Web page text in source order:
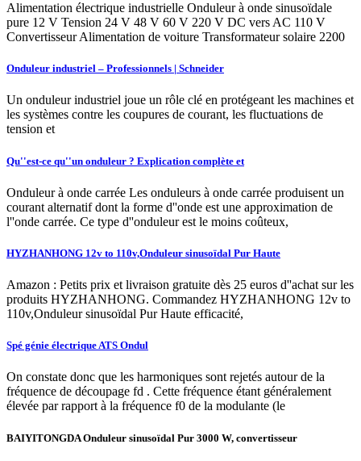
Alimentation électrique industrielle Onduleur à onde sinusoïdale
pure 12 V Tension 24 V 48 V 60 V 220 V DC vers AC 110 V
Convertisseur Alimentation de voiture Transformateur solaire 2200
Onduleur industriel – Professionnels | Schneider
Un onduleur industriel joue un rôle clé en protégeant les machines et
les systèmes contre les coupures de courant, les fluctuations de
tension et
Qu''est-ce qu''un onduleur ? Explication complète et
Onduleur à onde carrée Les onduleurs à onde carrée produisent un
courant alternatif dont la forme d''onde est une approximation de
l''onde carrée. Ce type d''onduleur est le moins coûteux,
HYZHANHONG 12v to 110v,Onduleur sinusoïdal Pur Haute
Amazon : Petits prix et livraison gratuite dès 25 euros d''achat sur les
produits HYZHANHONG. Commandez HYZHANHONG 12v to
110v,Onduleur sinusoïdal Pur Haute efficacité,
Spé génie électrique ATS Ondul
On constate donc que les harmoniques sont rejetés autour de la
fréquence de découpage fd . Cette fréquence étant généralement
élevée par rapport à la fréquence f0 de la modulante (le
BAIYITONGDA Onduleur sinusoïdal Pur 3000 W, convertisseur